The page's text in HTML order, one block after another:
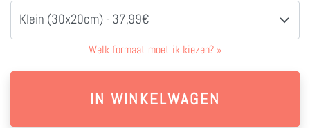
Klein (30x20cm) - 37,99€
Welk formaat moet ik kiezen? »